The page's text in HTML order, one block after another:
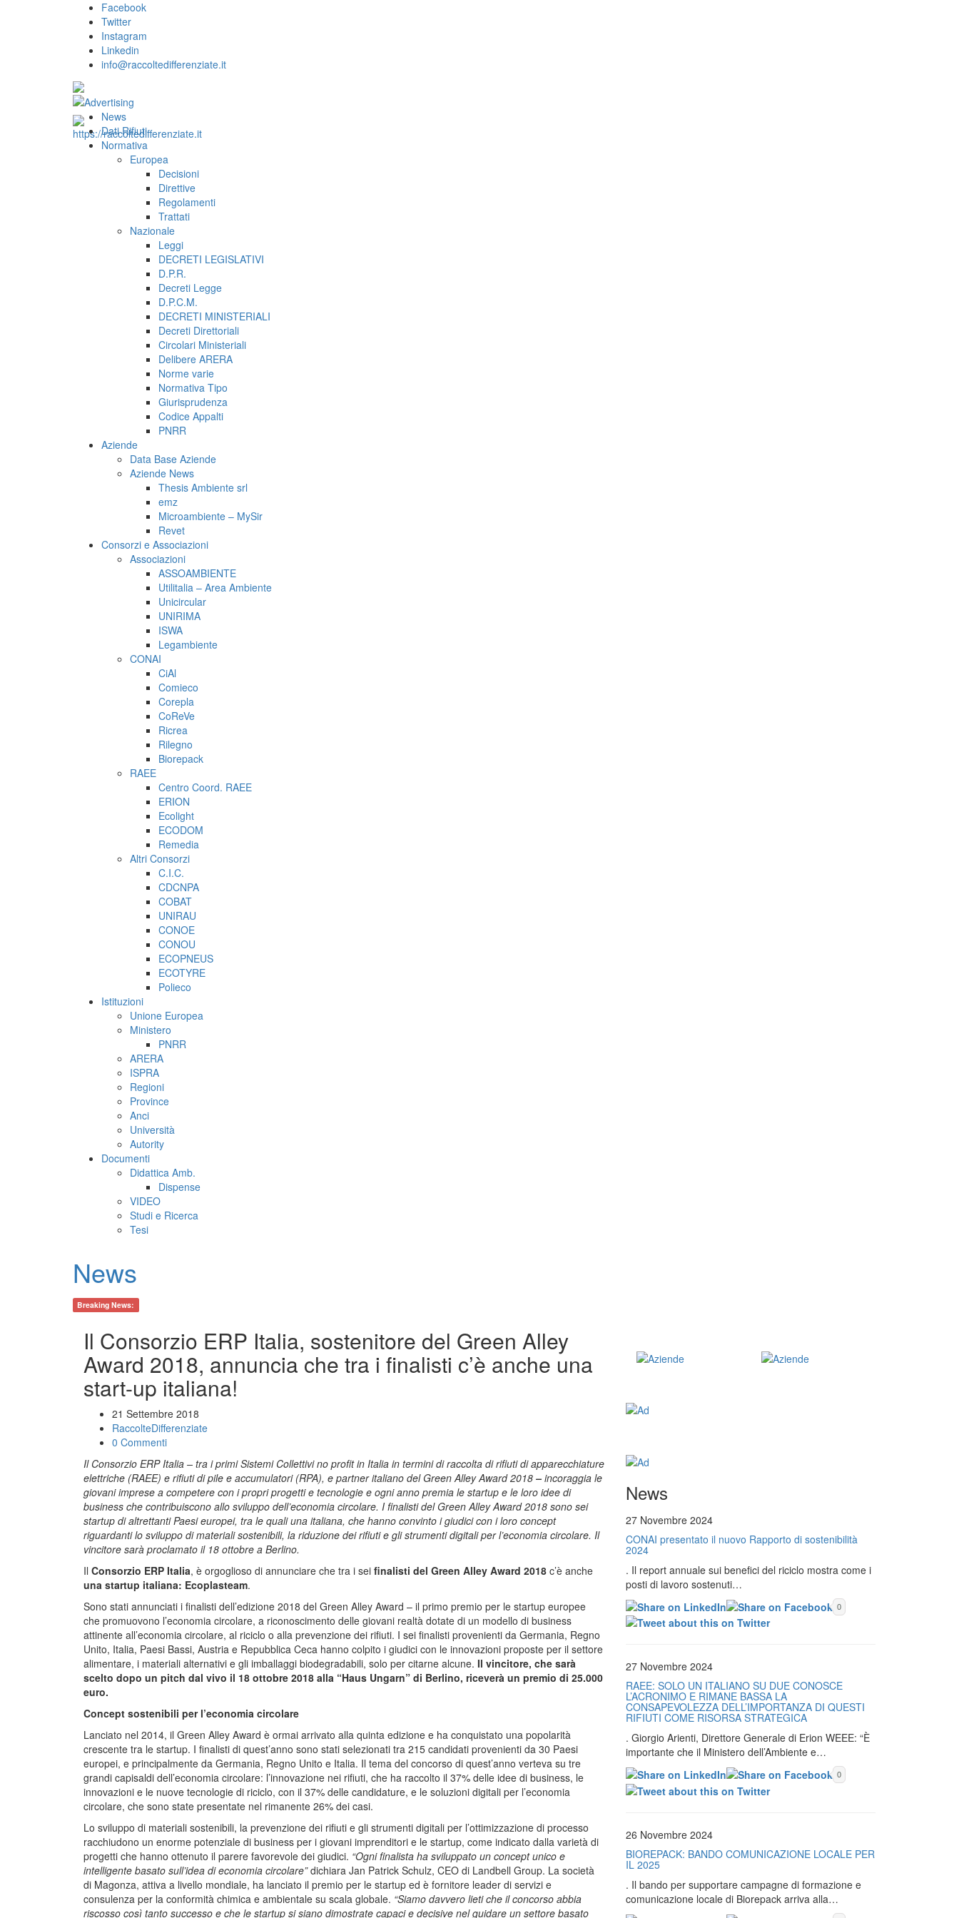
Facebook
Twitter
Instagram
Linkedin
info@raccoltedifferenziate.it
News
Dati Rifiuti
Normativa
Europea
Decisioni
Direttive
Regolamenti
Trattati
Nazionale
Leggi
DECRETI LEGISLATIVI
D.P.R.
Decreti Legge
D.P.C.M.
DECRETI MINISTERIALI
Decreti Direttoriali
Circolari Ministeriali
Delibere ARERA
Norme varie
Normativa Tipo
Giurisprudenza
Codice Appalti
PNRR
Aziende
Data Base Aziende
Aziende News
Thesis Ambiente srl
emz
Microambiente – MySir
Revet
Consorzi e Associazioni
Associazioni
ASSOAMBIENTE
Utilitalia – Area Ambiente
Unicircular
UNIRIMA
ISWA
Legambiente
CONAI
CiAl
Comieco
Corepla
CoReVe
Ricrea
Rilegno
Biorepack
RAEE
Centro Coord. RAEE
ERION
Ecolight
ECODOM
Remedia
Altri Consorzi
C.I.C.
CDCNPA
COBAT
UNIRAU
CONOE
CONOU
ECOPNEUS
ECOTYRE
Polieco
Istituzioni
Unione Europea
Ministero
PNRR
ARERA
ISPRA
Regioni
Province
Anci
Università
Autority
Documenti
Didattica Amb.
Dispense
VIDEO
Studi e Ricerca
Tesi
News
Breaking News:
Il Consorzio ERP Italia, sostenitore del Green Alley
Award 2018, annuncia che tra i finalisti c’è anche una
start-up italiana!
21 Settembre 2018
RaccolteDifferenziate
0 Commenti
Il Consorzio ERP Italia – tra i primi Sistemi Collettivi no profit in Italia in termini di raccolta di rifiuti di apparecchiature
elettriche (RAEE) e rifiuti di pile e accumulatori (RPA), e partner italiano del Green Alley Award 2018 – incoraggia le
giovani imprese a competere con i propri progetti e tecnologie e ogni anno premia le startup e le loro idee di
business che contribuiscono allo sviluppo dell’economia circolare. I finalisti del Green Alley Award 2018 sono sei
startup di altrettanti Paesi europei, tra le quali una italiana, che hanno convinto i giudici con i loro concept
riguardanti lo sviluppo di materiali sostenibili, la riduzione dei rifiuti e gli strumenti digitali per l’economia circolare. Il
vincitore sarà proclamato il 18 ottobre a Berlino.
Il Consorzio ERP Italia, è orgoglioso di annunciare che tra i sei finalisti del Green Alley Award 2018 c’è anche
una startup italiana: Ecoplasteam.
Sono stati annunciati i finalisti dell’edizione 2018 del Green Alley Award – il primo premio per le startup europee
che promuovono l’economia circolare, a riconoscimento delle giovani realtà dotate di un modello di business
attinente all’economia circolare, al riciclo o alla prevenzione dei rifiuti. I sei finalisti provenienti da Germania, Regno
Unito, Italia, Paesi Bassi, Austria e Repubblica Ceca hanno colpito i giudici con le innovazioni proposte per il settore
alimentare, i materiali alternativi e gli imballaggi biodegradabili, solo per citarne alcune. Il vincitore, che sarà
scelto dopo un pitch dal vivo il 18 ottobre 2018 alla “Haus Ungarn” di Berlino, riceverà un premio di 25.000
euro.
Concept sostenibili per l’economia circolare
Lanciato nel 2014, il Green Alley Award è ormai arrivato alla quinta edizione e ha conquistato una popolarità
crescente tra le startup. I finalisti di quest’anno sono stati selezionati tra 215 candidati provenienti da 30 Paesi
europei, e principalmente da Germania, Regno Unito e Italia. Il tema del concorso di quest’anno verteva su tre
grandi capisaldi dell’economia circolare: l’innovazione nei rifiuti, che ha raccolto il 37% delle idee di business, le
innovazioni e le nuove tecnologie di riciclo, con il 37% delle candidature, e le soluzioni digitali per l’economia
circolare, che sono state presentate nel rimanente 26% dei casi.
Lo sviluppo di materiali sostenibili, la prevenzione dei rifiuti e gli strumenti digitali per l’ottimizzazione di processo
racchiudono un enorme potenziale di business per i giovani imprenditori e le startup, come indicato dalla varietà di
progetti che hanno ottenuto il parere favorevole dei giudici. “Ogni finalista ha sviluppato un concept unico e
intelligente basato sull’idea di economia circolare”dichiara Jan Patrick Schulz, CEO di Landbell Group. La società
di Magonza, attiva a livello mondiale, ha lanciato il premio per le startup ed è fornitore leader di servizi e
consulenza per la conformità chimica e ambientale su scala globale. “Siamo davvero lieti che il concorso abbia
riscosso così tanto successo e che le startup si siano dimostrate capaci e decisive nel guidare un settore basato
News
27 Novembre 2024
CONAI presentato il nuovo Rapporto di sostenibilità
2024
. Il report annuale sui benefici del riciclo mostra come i
posti di lavoro sostenuti…
0
27 Novembre 2024
RAEE: SOLO UN ITALIANO SU DUE CONOSCE
L’ACRONIMO E RIMANE BASSA LA
CONSAPEVOLEZZA DELL’IMPORTANZA DI QUESTI
RIFIUTI COME RISORSA STRATEGICA
. Giorgio Arienti, Direttore Generale di Erion WEEE: “È
importante che il Ministero dell’Ambiente e…
0
26 Novembre 2024
BIOREPACK: BANDO COMUNICAZIONE LOCALE PER
IL 2025
. Il bando per supportare campagne di formazione e
comunicazione locale di Biorepack arriva alla…